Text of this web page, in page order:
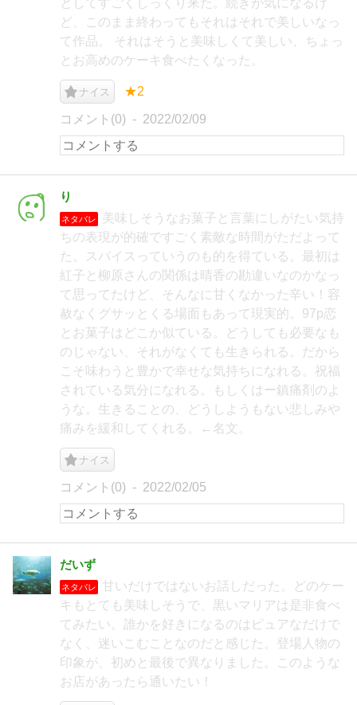
としてすごくしっくり来た。続きが気になるけ
ど、このまま終わってもそれはそれで美しいなっ
て作品。 それはそうと美味しくて美しい、ちょっ
とお高めのケーキ食べたくなった。
ナイス ★2
コメント(0) 2022/02/09
り
ネタバレ
美味しそうなお菓子と言葉にしがたい気持
ちの表現が的確ですごく素敵な時間がただよって
た。スパイスっていうのも的を得ている。最初は
紅子と柳原さんの関係は晴香の勘違いなのかなっ
て思ってたけど、そんなに甘くなかった辛い！容
赦なくグサッとくる場面もあって現実的。97p恋
とお菓子はどこか似ている。どうしても必要なも
のじゃない、それがなくても生きられる。だから
こそ味わうと豊かで幸せな気持ちになれる。祝福
されている気分になれる。もしくはー鎮痛剤のよ
うな。生きることの、どうしようもない悲しみや
痛みを緩和してくれる。←名文。
ナイス
コメント(0) 2022/02/05
だいず
ネタバレ
甘いだけではないお話しだった。どのケー
キもとても美味しそうで、黒いマリアは是非食べ
てみたい。誰かを好きになるのはピュアなだけで
なく、迷いこむことなのだと感じた。登場人物の
印象が、初めと最後で異なりました。このような
お店があったら通いたい！